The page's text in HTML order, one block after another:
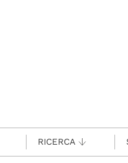
RICERCA